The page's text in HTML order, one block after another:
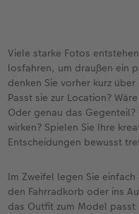
Viele starke Fotos
losfahren, um draußen ein
denken Sie vorher kurz
Passt sie zur Location?
Oder genau das
wirken? Spielen Sie Ihre
Entscheidungen bewusst
Im Zweifel legen Sie
den Fahrradkorb oder ins
das Outfit zum Model